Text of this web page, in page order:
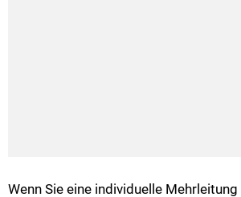
Wenn Sie eine individuelle